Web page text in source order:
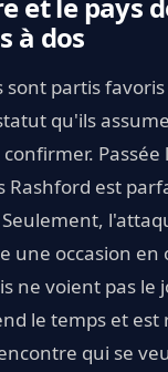
et le pays
à dos
sont partis
qu'ils
Passée
Rashford est
une occasion en
ne voient pas le
le temps et est
qui se